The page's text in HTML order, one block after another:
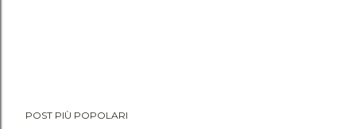
POST PIÙ POPOLARI